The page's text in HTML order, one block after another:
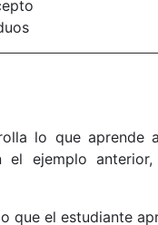
lo que aprende
el ejemplo
que el estudiante